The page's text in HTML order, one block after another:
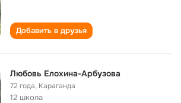
Добавить в друзья
Любовь Елохина-Арбузова
72 года, Караганда
12 школа